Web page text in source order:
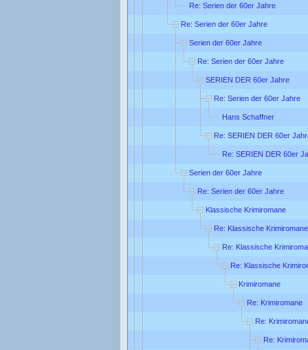
Re: Serien der 60er Jahre
Re: Serien der 60er Jahre
Serien der 60er Jahre
Re: Serien der 60er Jahre
SERIEN DER 60er Jahre
Re: Serien der 60er Jahre
Hans Schaffner
Re: SERIEN DER 60er
Re: SERIEN DER 60er
Serien der 60er Jahre
Re: Serien der 60er Jahre
Klassische Krimiromane
Re: Klassische Krimiromane
Re: Klassische
Re: Klassische
Krimiromane
Re: Krimiromane
Re:
Re: